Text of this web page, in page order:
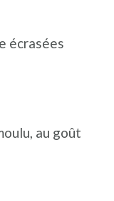
écrasées
au goût